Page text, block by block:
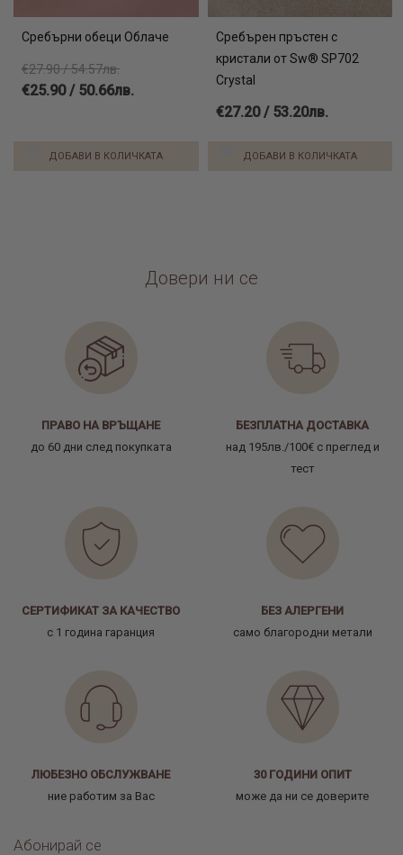
Сребърни обеци Облаче
€27.90 / 54.57лв.
€25.90 / 50.66лв.
ДОБАВИ В КОЛИЧКАТА
Сребърен пръстен с
кристали от Sw® SP702
Crystal
€27.20 / 53.20лв.
ДОБАВИ В КОЛИЧКАТА
Довери ни се
ПРАВО НА ВРЪЩАНЕ
до 60 дни след покупката
БЕЗПЛАТНА ДОСТАВКА
над 195лв./100€ с преглед и
тест
СЕРТИФИКАТ ЗА КАЧЕСТВО
с 1 година гаранция
БЕЗ АЛЕРГЕНИ
само благородни метали
ЛЮБЕЗНО ОБСЛУЖВАНЕ
ние работим за Вас
30 ГОДИНИ ОПИТ
може да ни се доверите
Абонирай се